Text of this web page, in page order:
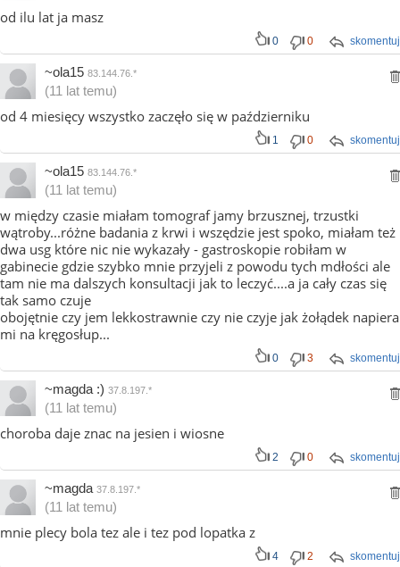
od ilu lat ja masz
skomentuj
0 0
~ola15 83.144.76.*
(11 lat temu)
od 4 miesięcy wszystko zaczęło się w październiku
skomentuj
1 0
~ola15 83.144.76.*
(11 lat temu)
w między czasie miałam tomograf jamy brzusznej, trzustki
wątroby...różne badania z krwi i wszędzie jest spoko, miałam też
dwa usg które nic nie wykazały - gastroskopie robiłam w
gabinecie gdzie szybko mnie przyjeli z powodu tych mdłości ale
tam nie ma dalszych konsultacji jak to leczyć....a ja cały czas się
tak samo czuje
obojętnie czy jem lekkostrawnie czy nie czyje jak żołądek napiera
mi na kręgosłup...
skomentuj
0 3
~magda :) 37.8.197.*
(11 lat temu)
choroba daje znac na jesien i wiosne
skomentuj
2 0
~magda 37.8.197.*
(11 lat temu)
mnie plecy bola tez ale i tez pod lopatka z
skomentuj
4 2